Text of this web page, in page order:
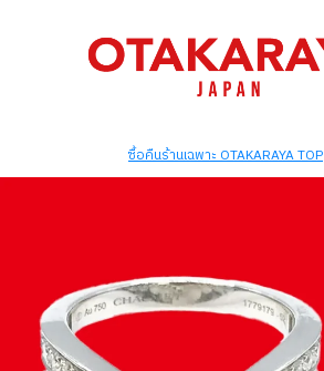
ซื้อคืนร้านเฉพาะ OTAKARAYA TOP